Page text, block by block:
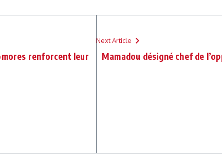
renforcent leur
Next Article
Mamadou désigné chef de